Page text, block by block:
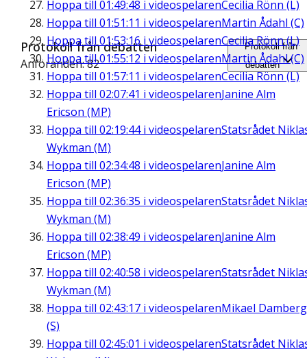
Hoppa till 01:49:48 i videospelarenCecilia Rönn (L)
Hoppa till 01:51:11 i videospelarenMartin Ådahl (C)
Hoppa till 01:53:16 i videospelarenCecilia Rönn (L)
Hoppa till01:55:12 i videospelarenMartin Ådahl (C)
Hoppa till 01:57:11 i videospelarenCecilia Rönn (L)
Hoppa till 02:07:41 i videospelarenJanine Alm
Ericson (MP)
Hoppa till 02:19:44i videospelarenStatsrådet
Wykman (M)
Hoppa till 02:34:48 i videospelarenJanine Alm
Ericson (MP)
Hoppa till 02:36:35 i videospelarenStatsrådet
Wykman (M)
Hoppa till 02:38:49 i videospelarenJanine Alm
Ericson (MP)
Hoppa till 02:40:58 i videospelarenStatsrådet
Wykman (M)
Hoppa till 02:43:17 i videospelarenMikael Damberg
(S)
Hoppa till 02:45:01 i videospelarenStatsrådet
Protokoll från debatten
Anföranden: 82
Protokoll från
debatten